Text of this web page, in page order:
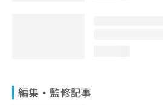
編集・監修記事